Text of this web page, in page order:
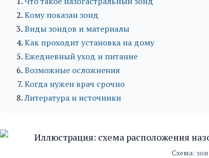
Кому показан зонд
Виды зондов и материалы
Как проходит установка на дому
Ежедневный уход и питание
Возможные осложнения
Когда нужен врач срочно
Литература и источники
Схема: